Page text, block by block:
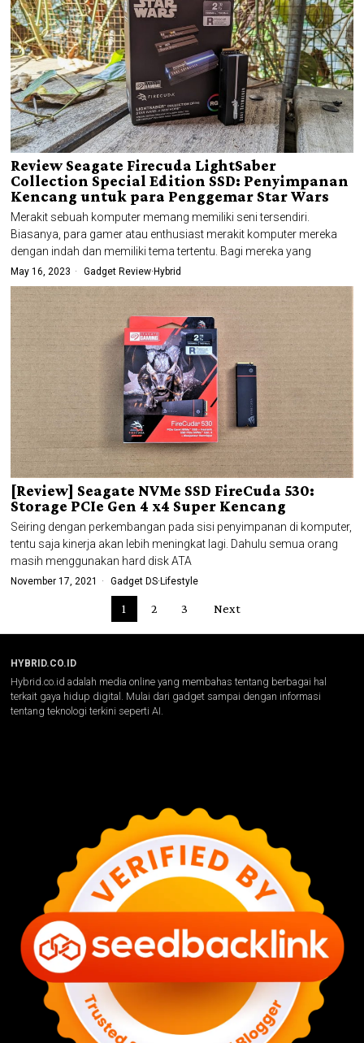
Review Seagate Firecuda LightSaber
Collection Special Edition SSD: Penyimpanan
Kencang untuk para Penggemar Star Wars
Merakit sebuah komputer memang memiliki seni tersendiri.
Biasanya, para gamer atau enthusiast merakit komputer mereka
dengan indah dan memiliki tema tertentu. Bagi mereka yang
May 16, 2023 Gadget Review·Hybrid
[Review] Seagate NVMe SSD FireCuda 530:
Storage PCIe Gen 4 x4 Super Kencang
Seiring dengan perkembangan pada sisi penyimpanan di komputer,
tentu saja kinerja akan lebih meningkat lagi. Dahulu semua orang
masih menggunakan hard disk ATA
November 17, 2021 Gadget DS· Lifestyle
1 2 3 Next
HYBRID.CO.ID
Hybrid.co.id adalah media online yang membahas tentang berbagai hal
terkait gaya hidup digital. Mulai dari gadget sampai dengan informasi
tentang teknologi terkini seperti AI.